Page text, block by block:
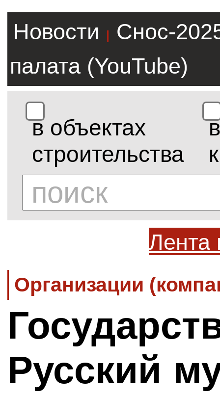
Новости |
Снос-
палата (YouTube)
в объектах
строительства
в
Лента
Организации
Русский